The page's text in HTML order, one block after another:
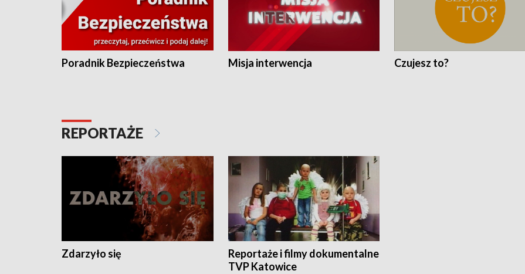
Poradnik Bezpieczeństwa Misja interwencja Czujesz to?
REPORTAŻE
Zdarzyło się
Reportaże i filmy dokumentalne
TVP Katowice